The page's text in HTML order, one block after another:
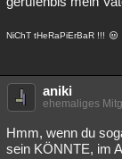
NiChT tHeRaPiErBaR !!!
aniki
ehemaliges
Hmm, wenn du
sein KÖNNTE, im